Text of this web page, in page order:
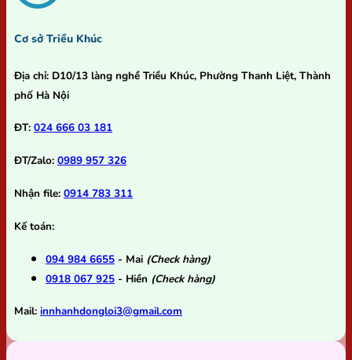
Cơ sở Triều Khúc
Địa chỉ: D10/13 làng nghề Triều Khúc, Phường Thanh Liệt, Thành
phố Hà Nội
ĐT: 024 666 03 181
ĐT/Zalo: 0989 957 326
Nhận file: 0914 783 311
Kế toán:
094 984 6655 - Mai (Check hàng)
0918 067 925 - Hiền (Check hàng)
Mail: innhanhdongloi3@gmail.com